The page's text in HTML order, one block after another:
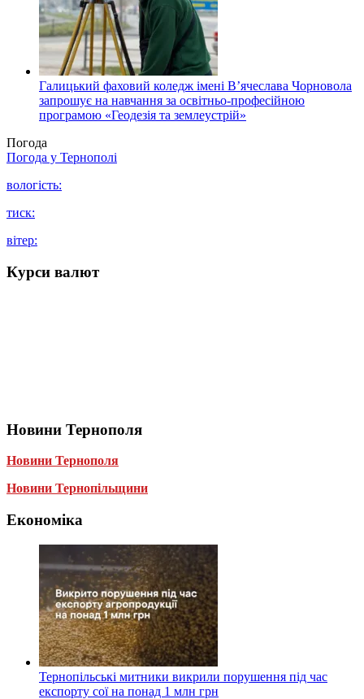
Галицький фаховий коледж імені В’ячеслава Чорновола
запрошує на навчання за освітньо-професійною
програмою «Геодезія та землеустрій»
Погода
Погода у Тернополі
вологість:
тиск:
вітер:
Курси валют
Новини Тернополя
Новини Тернополя
Новини Тернопільщини
Економіка
Тернопільські митники викрили порушення під час
експорту сої на понад 1 млн грн